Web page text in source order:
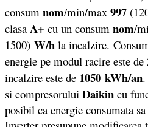
consum nom/min/max 997
clasa A+ cu un consum nom/
1500) W/h la incalzire.
energie pe modul racire este de
incalzire este de 1050 kWh/an
si compresorului Daikin cu
posibil ca energie consumata